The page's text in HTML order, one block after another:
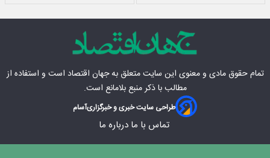
تمام حقوق مادی‌ و معنوی این سایت متعلق بهجهان اقتصاد است و استفاده از
مطالب با ذکر منبع بلامانع است.
طراحی سایت خبری و خبرگزاریآسام
تماس با ما درباره ما